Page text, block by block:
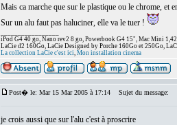
Mais ca marche que sur le plastique ou le chrome, et
Sur un alu faut pas haluciner, elle va le tuer !
iPod G4 40 go, Nano rev2 8 go, Powerbook G4 15", Mac Mini
LaCie d2 160Go, LaCie Designed by Porche 160Go et 250Go,
La collection LaCie c'est ici, Mon installation cinema
Post� le: Mar 15 Mar 2005 à 17:14 Sujet du message:
je crois aussi que sur l'alu c'est à proscrire